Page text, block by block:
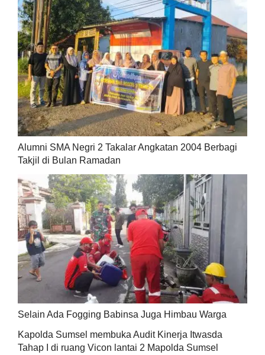
Alumni SMA Negri 2 Takalar Angkatan 2004 Berbagi
Takjil di Bulan Ramadan
Selain Ada Fogging Babinsa Juga Himbau Warga
Kapolda Sumsel membuka Audit Kinerja Itwasda
Tahap I di ruang Vicon lantai 2 Mapolda Sumsel